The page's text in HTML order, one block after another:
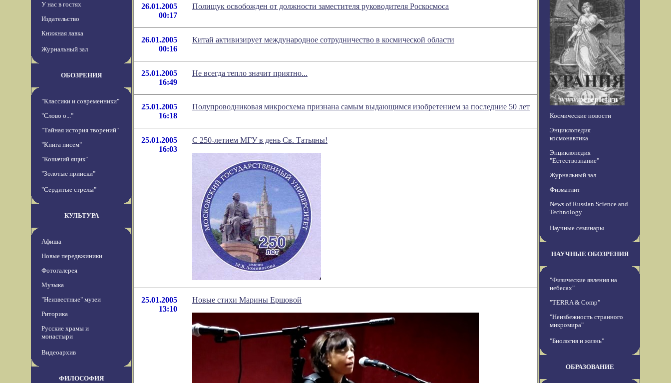
У нас в гостях
Издательство
Книжная лавка
Журнальный зал
ОБОЗРЕНИЯ
"Классики и современники"
"Слово о..."
"Тайная история творений"
"Книга писем"
"Кошачий ящик"
"Золотые прииски"
"Сердитые стрелы"
КУЛЬТУРА
Афиша
Новые передвжиники
Фотогалерея
Музыка
"Неизвестные" музеи
Риторика
Русские храмы и
монастыри
Видеоархив
ФИЛОСОФИЯ
26.01.2005
00:17
Полищук освобожден от должности заместителя руководителя Роскосмоса
26.01.2005
00:16
Китай активизирует международное сотрудничество в космической области
25.01.2005
16:49
Не всегда тепло значит приятно...
25.01.2005
16:18
Полупроводниковая микросхема признана самым выдающимся изобретением за последние 50 лет
25.01.2005
16:03
С 250-летием МГУ в день Св. Татьяны!
25.01.2005
13:10
Новые стихи Марины Ершовой
Космические новости
Энциклопедия
космонавтика
Энциклопедия
"Естествознание"
Журнальный зал
Физматлит
News of Russian Science and
Technology
Научные семинары
НАУЧНЫЕ ОБОЗРЕНИЯ
"Физические явления на
небесах"
"TERRA & Comp"
"Неизбежность странного
микромира"
"Биология и жизнь"
ОБРАЗОВАНИЕ